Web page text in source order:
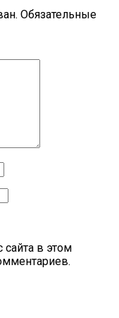
Обязательные
сайта в этом